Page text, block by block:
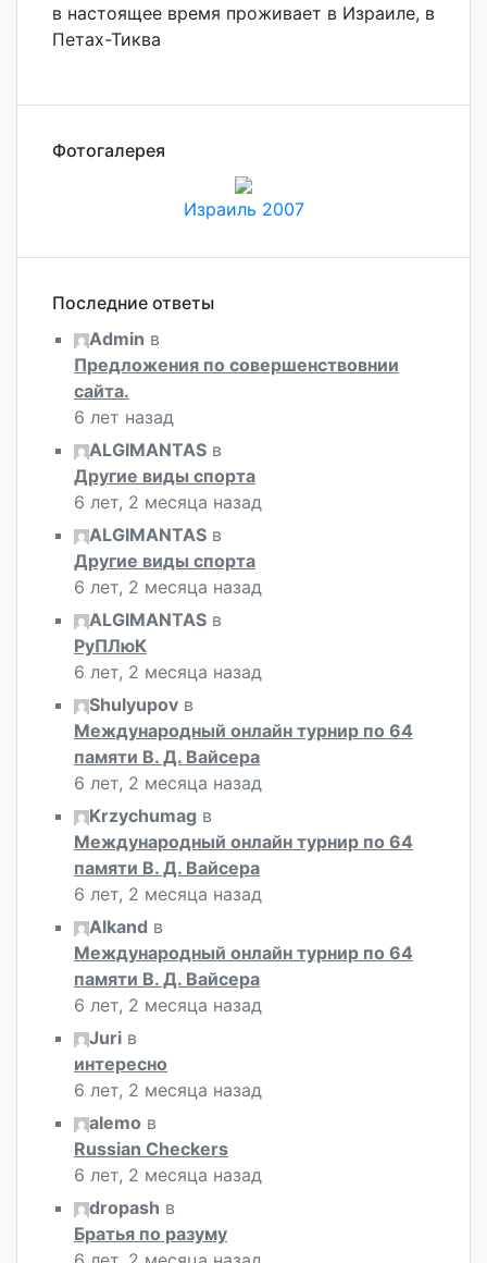
в настоящее время проживает в Израиле, в
Петах-Тиква
Фотогалерея
Израиль 2007
Последние ответы
Admin в
Предложения по совершенствовнии
сайта.
6 лет назад
ALGIMANTAS в
Другие виды спорта
6 лет, 2 месяца назад
ALGIMANTAS в
Другие виды спорта
6 лет, 2 месяца назад
ALGIMANTAS в
РуПЛюК
6 лет, 2 месяца назад
Shulyupov в
Международный онлайн турнир по 64
памяти В. Д. Вайсера
6 лет, 2 месяца назад
Krzychumag в
Международный онлайн турнир по 64
памяти В. Д. Вайсера
6 лет, 2 месяца назад
Alkand в
Международный онлайн турнир по 64
памяти В. Д. Вайсера
6 лет, 2 месяца назад
Juri в
интересно
6 лет, 2 месяца назад
alemo в
Russian Checkers
6 лет, 2 месяца назад
dropash в
Братья по разуму